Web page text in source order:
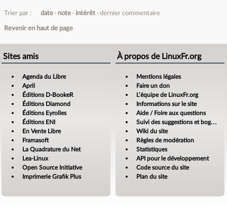
Trier par : date note intérêt dernier commentaire
Revenir en haut de page
Sites amis
Agenda du Libre
April
Éditions D-BookeR
Éditions Diamond
Éditions Eyrolles
Éditions ENI
En Vente Libre
Framasoft
La Quadrature du Net
Lea-Linux
Open Source Initiative
Imprimerie Grafik Plus
À propos de LinuxFr.org
Mentions légales
Faire un don
L’équipe de LinuxFr.org
Informations sur le site
Aide / Foire aux questions
Suivi des suggestions et bogues
Wiki du site
Règles de modération
Statistiques
API pour le développement
Code source du site
Plan du site